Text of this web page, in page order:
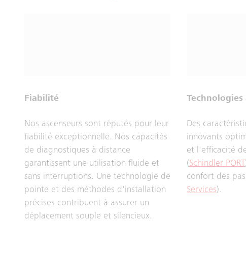
Fiabilité
Nos ascenseurs sont réputés pour leur
fiabilité exceptionnelle. Nos capacités
de diagnostiques à distance
garantissent une utilisation fluide et
sans interruptions. Une technologie de
pointe et des méthodes d'installation
précises contribuent à assurer un
déplacement souple et silencieux.
Technologies
Des
innovants
et l'efficacité
(Schindler PORT
confort des
Services).